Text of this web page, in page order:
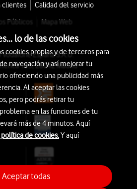
clientes
Calidad del servicio
Públicos
Mapa Web
España S.A.U.
115, 28042 Madrid
lo de las cookies
cookies propias y de terceros para
navegación y así mejorar tu
ofreciendo una publicidad más
Al aceptar las cookies
pero podrás retirar tu
en las funciones de tu
más de 4 minutos. Aquí
de cookies.Y aquí
Aceptar todas